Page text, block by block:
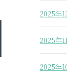
2025年
2025年
2025年